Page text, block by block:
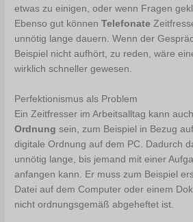
etwas zu einigen, oder wenn Fragen
Ebenso gut könnenTelefonate
unnötig lange dauern. Wenn der
Beispiel nicht aufhört, zu reden, wäre
wirklich schneller gewesen.
Perfektionismus als Problem
Ein Zeitfresser im Arbeitsalltag kann auch
Ordnung sein, zum Beispiel in Bezug
digitale Ordnung auf dem PC. Dadurch
unnötig lange, bis jemand mit einer
anfangen kann. Er muss zum Beispiel
Datei auf dem Computer oder einem
nicht ordnungsgemäß abgeheftet ist.